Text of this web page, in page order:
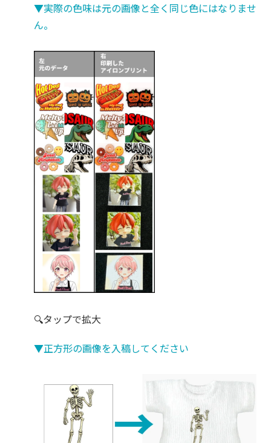
▼実際の色味は元の画像と全く同じ色にはなりませ
ん。
🔍タップで拡大
▼正方形の画像を入稿してください